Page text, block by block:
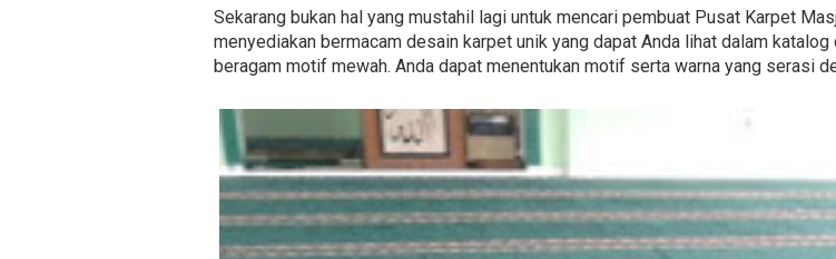
Sekarang bukan hal yang mustahil lagi untuk mencari pembuat Pusat Karpet
menyediakan bermacam desain karpet unik yang dapat Anda lihat dalam
beragam motif mewah. Anda dapat menentukan motif serta warna yang serasi